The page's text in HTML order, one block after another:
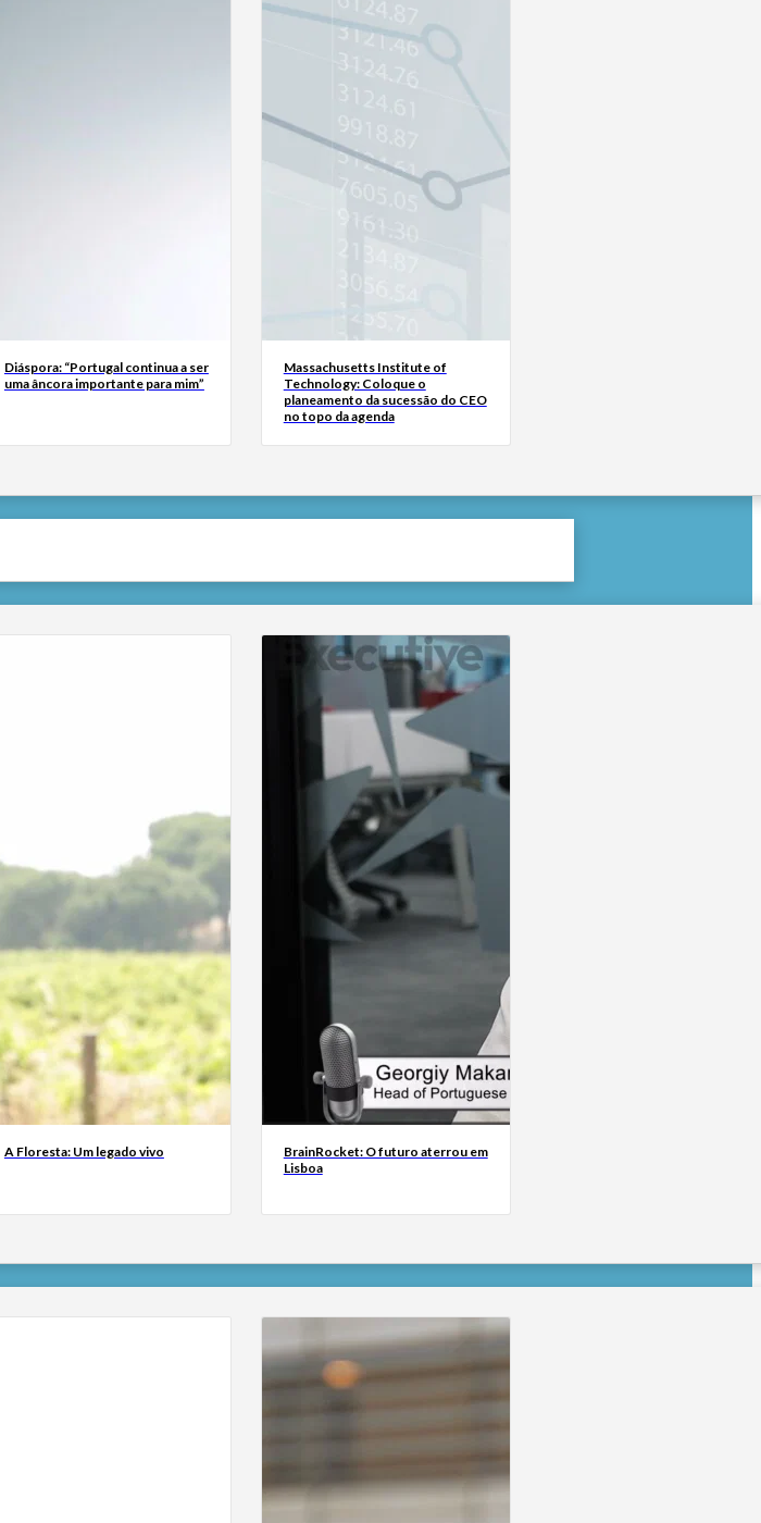
Diáspora: “Portugal continua a ser
uma âncora importante para mim”
Massachusetts Institute of
Technology: Coloque o
planeamento da sucessão do CEO
no topo da agenda
A Floresta: Um legado vivo
BrainRocket: O futuro aterrou em
Lisboa